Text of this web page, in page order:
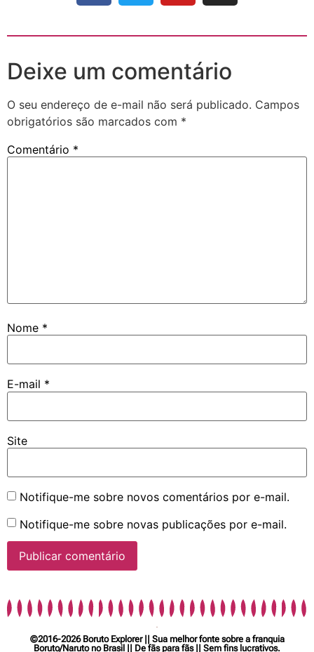
Deixe um comentário
O seu endereço de e-mail não será publicado. Campos
obrigatórios são marcados com *
Comentário *
Nome *
E-mail *
Site
Notifique-me sobre novos comentários por e-mail.
Notifique-me sobre novas publicações por e-mail.
©2016-2026 Boruto Explorer || Sua melhor fonte sobre a franquia
Boruto/Naruto no Brasil || De fãs para fãs || Sem fins lucrativos.